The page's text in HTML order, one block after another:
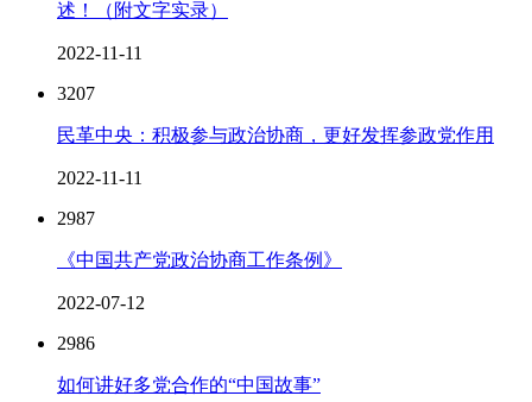
述！（附文字实录）
2022-11-11
3207
民革中央：积极参与政治协商，更好发挥参政党作用
2022-11-11
2987
《中国共产党政治协商工作条例》
2022-07-12
2986
如何讲好多党合作的“中国故事”